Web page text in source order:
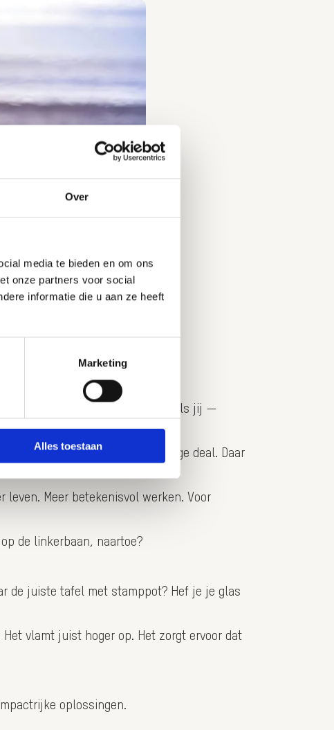
Over
media te bieden en om ons
onze partners voor social
informatie die u aan ze heeft
Marketing
Alles toestaan
klinkt. Ik houd — hopelijk net als jij —
ik er even mee.
lijf. Een nogal feilbare package deal. Daar
Meer betekenisvol werken. Voor
de linkerbaan, naartoe?
de juiste tafel met stamppot? Hef je je glas
vlamt juist hoger op. Het zorgt ervoor dat
oplossingen.